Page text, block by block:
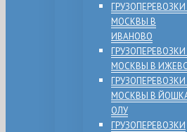
МОСКВЫ В
ИВАНОВО
МОСКВЫ В
МОСКВЫ В
ОЛУ
ГРУЗОПЕРЕВОЗКИ